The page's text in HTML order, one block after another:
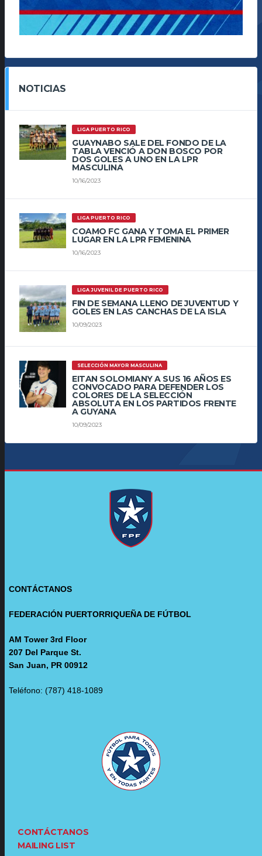
NOTICIAS
LIGA PUERTO RICO
GUAYNABO SALE DEL FONDO DE LA
TABLA VENCIÓ A DON BOSCO POR
DOS GOLES A UNO EN LA LPR
MASCULINA
10/16/2023
LIGA PUERTO RICO
COAMO FC GANA Y TOMA EL PRIMER
LUGAR EN LA LPR FEMENINA
10/16/2023
LIGA JUVENIL DE PUERTO RICO
FIN DE SEMANA LLENO DE JUVENTUD Y
GOLES EN LAS CANCHAS DE LA ISLA
10/09/2023
SELECCIÓN MAYOR MASCULINA
EITAN SOLOMIANY A SUS 16 AÑOS ES
CONVOCADO PARA DEFENDER LOS
COLORES DE LA SELECCIÓN
ABSOLUTA EN LOS PARTIDOS FRENTE
A GUYANA
10/09/2023
CONTÁCTANOS
FEDERACIÓN PUERTORRIQUEÑA DE FÚTBOL
AM Tower 3rd Floor
207 Del Parque St.
San Juan, PR 00912
Teléfono: (787) 418-1089
CONTÁCTANOS
MAILING LIST